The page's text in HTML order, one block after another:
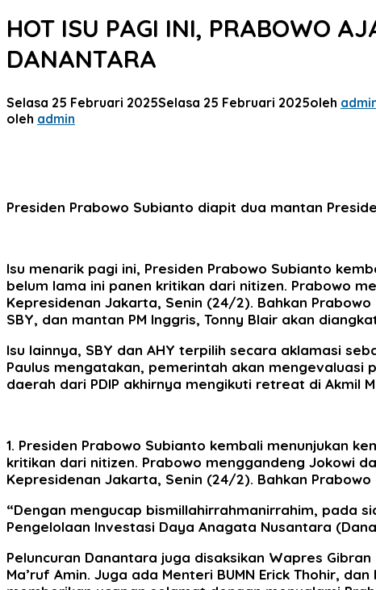
HOT ISU PAGI INI, PRABOWO
DANANTARA
Selasa 25 Februari 2025Selasa 25 Februari 2025oleh
oleh admin
Presiden Prabowo Subianto diapit dua mantan
Isu menarik pagi ini, Presiden Prabowo Subianto
belum lama ini panen kritikan dari nitizen. Prabowo
Kepresidenan Jakarta, Senin (24/2). Bahkan
SBY, dan mantan PM Inggris, Tonny Blair akan
Isu lainnya, SBY dan AHY terpilih secara aklamasi
Paulus mengatakan, pemerintah akan
daerah dari PDIP akhirnya mengikuti retreat di Akmil
1. Presiden Prabowo Subianto kembali menunjukan
kritikan dari nitizen. Prabowo menggandeng Jokowi
Kepresidenan Jakarta, Senin (24/2). Bahkan
“Dengan mengucap bismillahirrahmanirrahim, pada
Pengelolaan Investasi Daya Anagata Nusantara
Peluncuran Danantara juga disaksikan Wapres
Ma’ruf Amin. Juga ada Menteri BUMN Erick Thohir,